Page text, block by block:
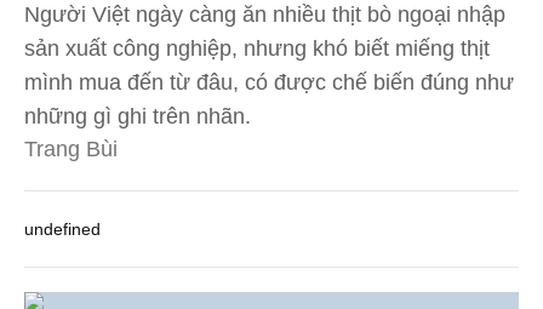
Người Việt ngày càng ăn nhiều thịt bò ngoại nhập
sản xuất công nghiệp, nhưng khó biết miếng thịt
mình mua đến từ đâu, có được chế biến đúng như
những gì ghi trên nhãn.
Trang Bùi
undefined